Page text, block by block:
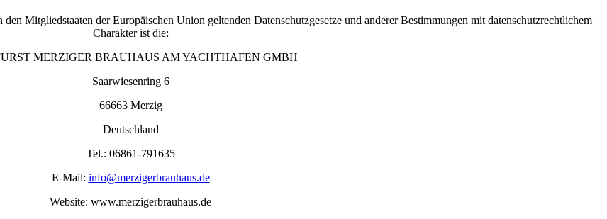
Mitgliedstaaten der Europäischen Union geltenden Datenschutzgesetze und anderer Bestimmungen mit datenschutzrechtlichem
Charakter ist die:
MERZIGER BRAUHAUS AM YACHTHAFEN GMBH
Saarwiesenring 6
66663 Merzig
Deutschland
Tel.: 06861-791635
E-Mail: info@merzigerbrauhaus.de
Website: www.merzigerbrauhaus.de